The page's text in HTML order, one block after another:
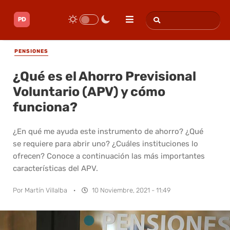
PENSIONES
¿Qué es el Ahorro Previsional
Voluntario (APV) y cómo
funciona?
¿En qué me ayuda este instrumento de ahorro? ¿Qué
se requiere para abrir uno? ¿Cuáles instituciones lo
ofrecen? Conoce a continuación las más importantes
características del APV.
Por Martín Villalba · 10 Noviembre, 2021 - 11:49